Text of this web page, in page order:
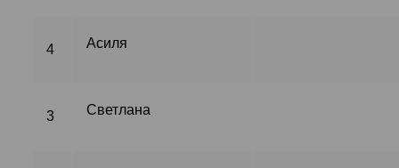
4 Асиля
3 Светлана